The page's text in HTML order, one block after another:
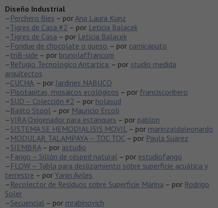
Diseño Industrial
– Perchero Bies – por Ana Laura Kunz
–Tigres de Casa #2 – por Leticia Balacek
–Tigres de Casa – por Leticia Balacek
– Fondue de chocolate o queso. – por camicaputo
–triB-side – por brunolaffranconi
– Refugio Tecnologico Antartica. – por studio medida
arquitectos
–CUCHA. – por Jardines NABUCO
– Pisotapitas, mosaicos ecológicos – por franciscoribero
–SUD – Colección #2 – por holasud
– Bajito Stool – por Mauricio Ercoli
–VIRA Oxigenador para estanques – por pablon
–SISTEMA SE HEMODIALISIS MOVIL – por marinzaldaleonardo
– MODULAR TALAMPAYA – TOC TOC – por Paula Suarez
–SIEMBRA– por astudio
– Fango – Sillón de césped natural – por estudiofango
– FLOW – Tabla para deslizamiento sobre superficie acuática y
terrestre – por Yanin Aviles
– Recolector de Residuos sobre Superficie Marina – por Rodrigo
Soler
–Secuencial – por mrabinovich